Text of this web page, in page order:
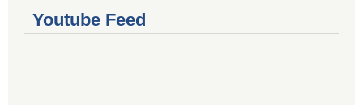
Youtube Feed